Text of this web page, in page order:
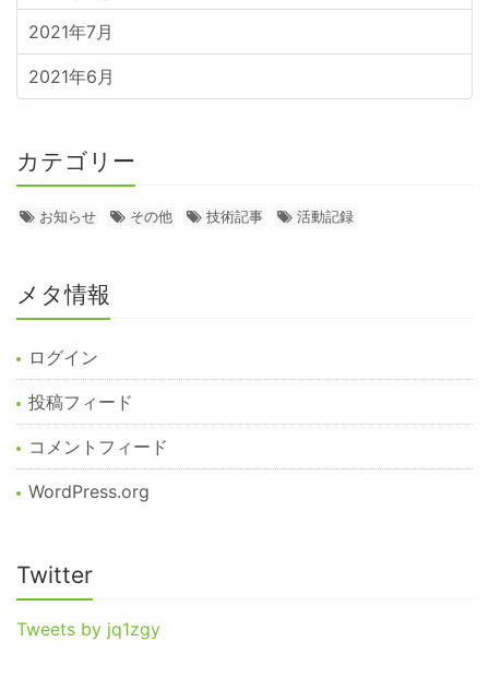
2021年7月
2021年6月
カテゴリー
お知らせ その他 技術記事 活動記録
メタ情報
ログイン
投稿フィード
コメントフィード
WordPress.org
Twitter
Tweets by jq1zgy